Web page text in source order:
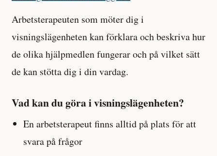
Arbetsterapeuten som möter dig i
visningslägenheten kan förklara och beskriva hur
de olika hjälpmedlen fungerar och på vilket sätt
de kan stötta dig i din vardag.
Vad kan du göra i visningslägenheten?
En arbetsterapeut finns alltid på plats för att
svara på frågor